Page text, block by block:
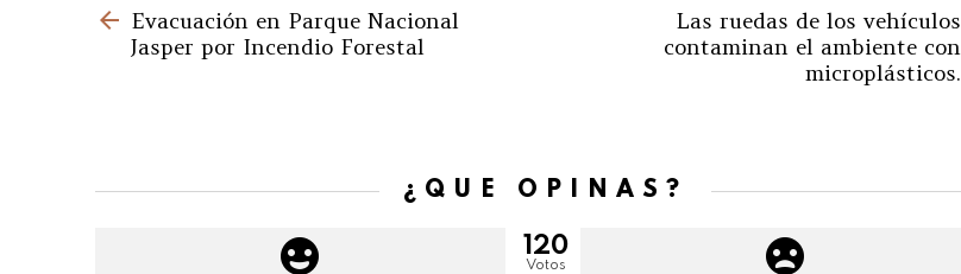
moreEvacuación en Parque Nacional
Jasper por Incendio Forestal
Las ruedas de los vehículos
contaminan el ambiente con
microplásticos.
¿QUÉ OPINAS?
120
Votos